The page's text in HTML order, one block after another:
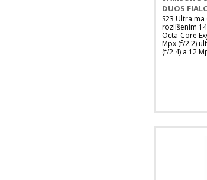
DUOS
S23 Ultra
rozlíšením
Octa-Core
Mpx (f/2.2)
(f/2.4) a 12